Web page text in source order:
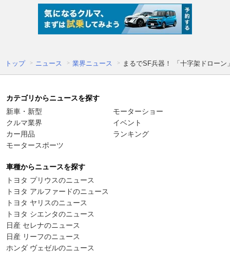
トップ ニュース 業界ニュース まるでSF兵器！ 「十字架ドローン
カテゴリからニュースを探す
新車・新型
クルマ業界
カー用品
モータースポーツ
モーターショー
イベント
ランキング
車種からニュースを探す
トヨタ プリウスのニュース
トヨタ アルファードのニュース
トヨタ ヤリスのニュース
トヨタ シエンタのニュース
日産 セレナのニュース
日産 リーフのニュース
ホンダ ヴェゼルのニュース